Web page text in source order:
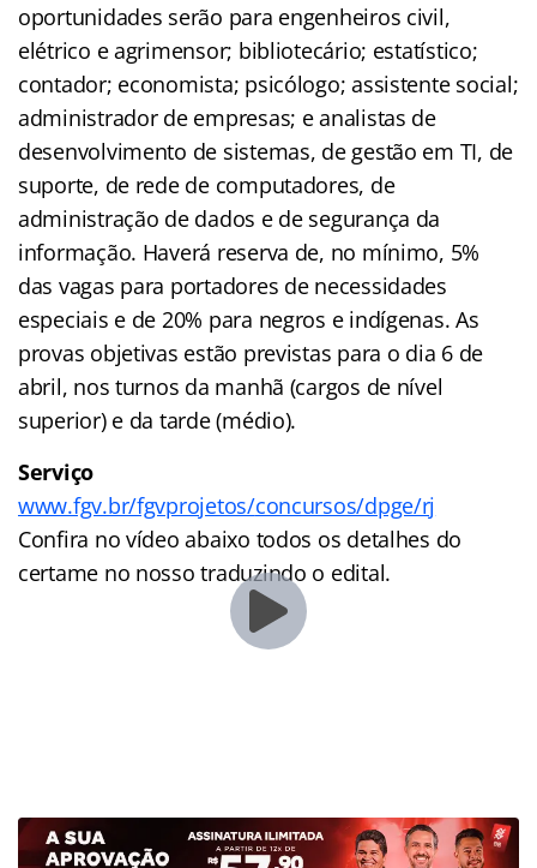
oportunidades serão para engenheiros civil,
elétrico e agrimensor; bibliotecário; estatístico;
contador; economista; psicólogo; assistente social;
administrador de empresas; e analistas de
desenvolvimento de sistemas, de gestão em TI, de
suporte, de rede de computadores, de
administração de dados e de segurança da
informação. Haverá reserva de, no mínimo, 5%
das vagas para portadores de necessidades
especiais e de 20% para negros e indígenas. As
provas objetivas estão previstas para o dia 6 de
abril, nos turnos da manhã (cargos de nível
superior) e da tarde (médio).
Serviço
www.fgv.br/fgvprojetos/concursos/dpge/rj
Confira no vídeo abaixo todos os detalhes do
certame no nosso traduzindo o edital.